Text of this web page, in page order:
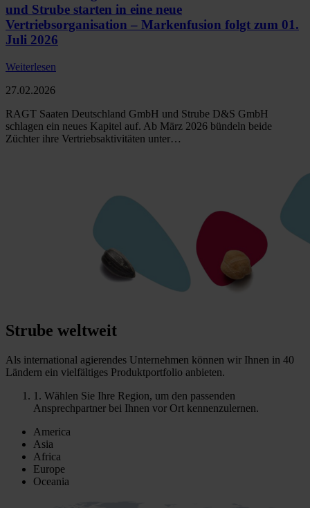
und Strube starten in eine neue
Vertriebsorganisation – Markenfusion folgt zum 01.
Juli 2026
Weiterlesen
27.02.2026
RAGT Saaten Deutschland GmbH und Strube D&S GmbH
schlagen ein neues Kapitel auf. Ab März 2026 bündeln beide
Züchter ihre Vertriebsaktivitäten unter…
Strube weltweit
Als international agierendes Unternehmen können wir Ihnen in 40
Ländern ein vielfältiges Produktportfolio anbieten.
1. Wählen Sie Ihre Region, um den passenden
Ansprechpartner bei Ihnen vor Ort kennenzulernen.
America
Asia
Africa
Europe
Oceania